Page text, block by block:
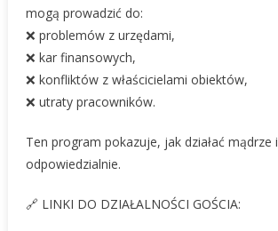
mogą prowadzić do:
❌ problemów z urzędami,
❌ kar finansowych,
❌ konfliktów z właścicielami obiektów,
❌ utraty pracowników.
Ten program pokazuje, jak działać mądrze i
odpowiedzialnie.
🔗 LINKI DO DZIAŁALNOŚCI GOŚCIA: